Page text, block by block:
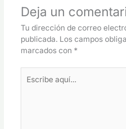
Deja un
Tu dirección de correo
publicada. Los campos
marcados con *
aquí...